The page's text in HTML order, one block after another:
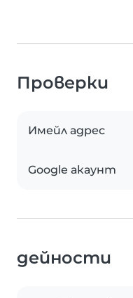
Проверки
Имейл адрес
Google акаунт
дейности